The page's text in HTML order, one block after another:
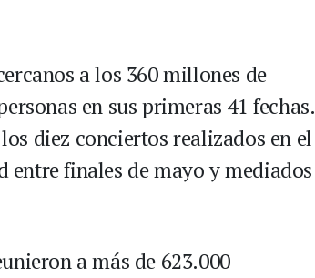
a los 360 millones de
en sus primeras 41 fechas.
diez conciertos realizados en el
finales de mayo y mediados
a más de 623.000